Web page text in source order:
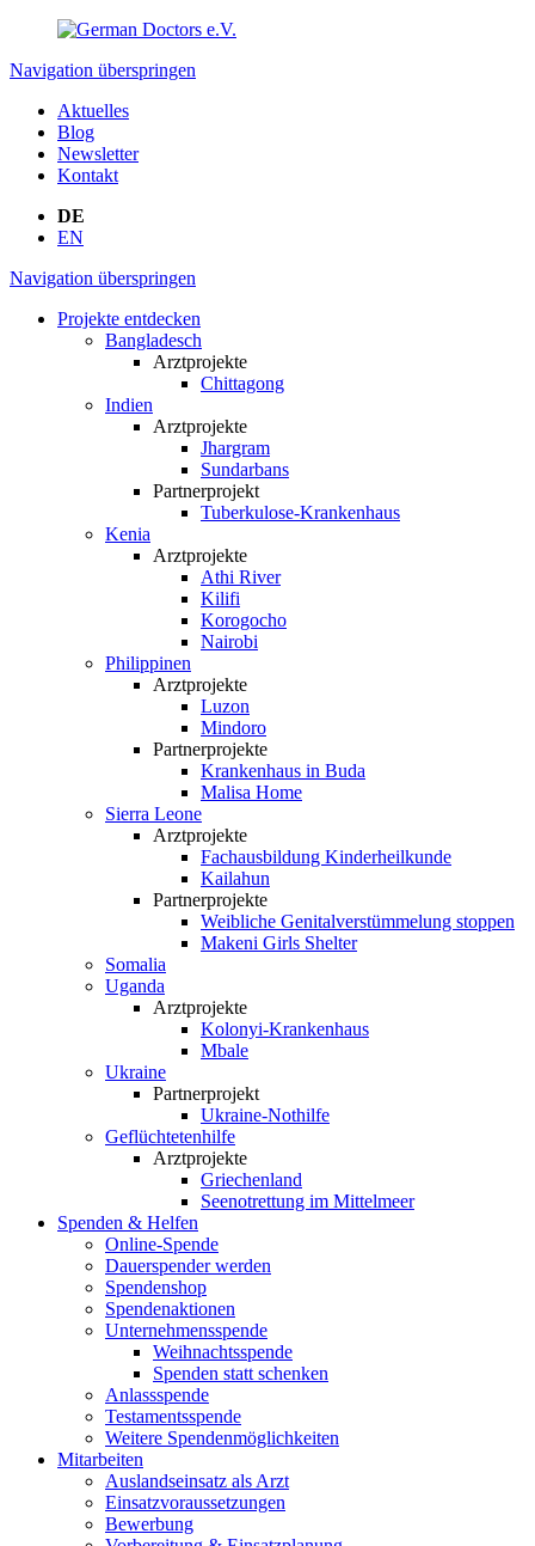
Navigation überspringen
Aktuelles
Blog
Newsletter
Kontakt
DE
EN
Navigation überspringen
Projekte entdecken
Bangladesch
Arztprojekte
Chittagong
Indien
Arztprojekte
Jhargram
Sundarbans
Partnerprojekt
Tuberkulose-Krankenhaus
Kenia
Arztprojekte
Athi River
Kilifi
Korogocho
Nairobi
Philippinen
Arztprojekte
Luzon
Mindoro
Partnerprojekte
Krankenhaus in Buda
Malisa Home
Sierra Leone
Arztprojekte
Fachausbildung Kinderheilkunde
Kailahun
Partnerprojekte
Weibliche Genital­verstümmelung stoppen
Makeni Girls Shelter
Somalia
Uganda
Arztprojekte
Kolonyi-Krankenhaus
Mbale
Ukraine
Partnerprojekt
Ukraine-Nothilfe
Geflüchtetenhilfe
Arztprojekte
Griechenland
Seenotrettung im Mittelmeer
Spenden & Helfen
Online-Spende
Dauerspender werden
Spendenshop
Spendenaktionen
Unternehmens­spende
Weihnachtsspende
Spenden statt schenken
Anlassspende
Testamentsspende
Weitere Spenden­möglichkeiten
Mitarbeiten
Auslandseinsatz als Arzt
Einsatzvoraussetzungen
Bewerbung